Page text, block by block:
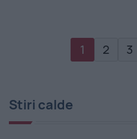
1 2 3
Stiri calde